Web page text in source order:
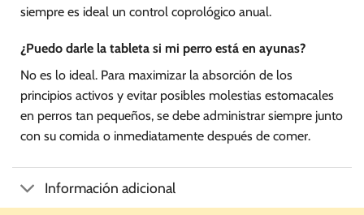
siempre es ideal un control coprológico anual.
¿Puedo darle la tableta si mi perro está en ayunas?
No es lo ideal. Para maximizar la absorción de los
principios activos y evitar posibles molestias estomacales
en perros tan pequeños, se debe administrar siempre junto
con su comida o inmediatamente después de comer.
Información adicional